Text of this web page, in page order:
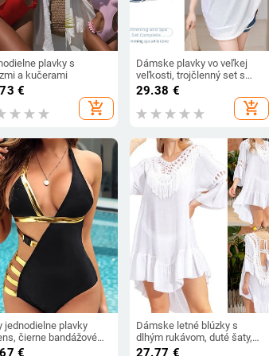
plavky s
a kučerami
€
add_shopping_cart
Dámske plavky vo veľkej
veľkosti, trojčlenný set s
prekryvom, opticky
zoštíhľujúci strih a ochrana
proti slnku, luxusný dizajn
29.38 €
add_shopping_cart
jednodielne plavky
čierne bandážové
vintage monokini,
€
Dámske letné blúzky s
dlhým rukávom, duté šaty,
veľké pevné, s hlbokým
27.77 €